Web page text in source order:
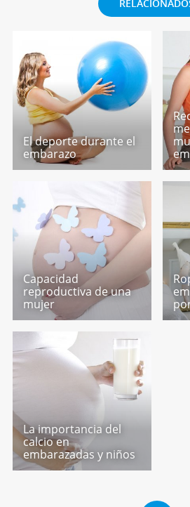
El deporte durante el
embarazo
Capacidad
reproductiva de una
mujer
La importancia del
calcio en
embarazadas y niños